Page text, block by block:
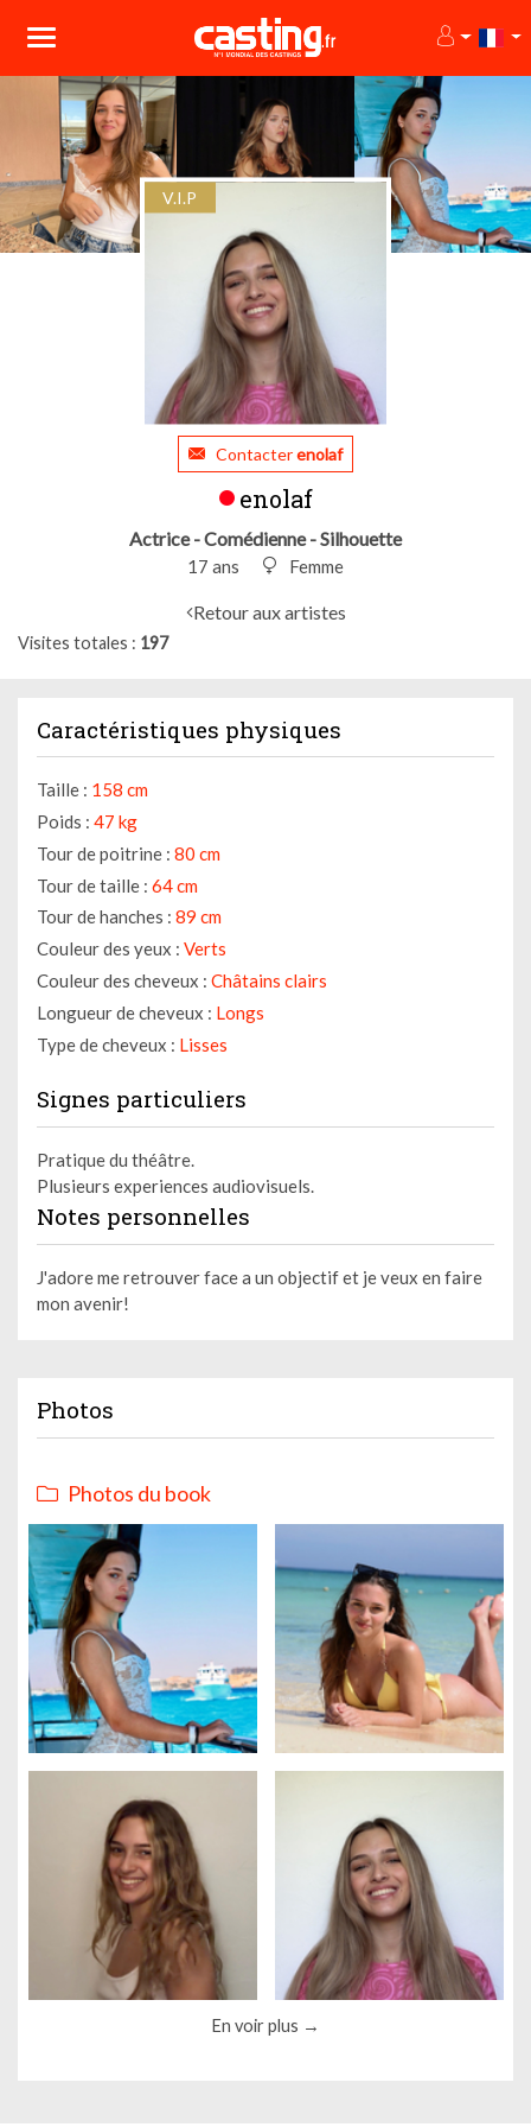
V.I.P
Contacterenolaf
enolaf
Actrice - Comédienne - Silhouette
17 ans Femme
Retour aux artistes
Visites totales 197
Caractéristiques physiques
Taille : 158 cm
Poids : 47 kg
Tour de poitrine : 80 cm
Tour de taille : 64 cm
Tour de hanches : 89 cm
Couleur des yeux : Verts
Couleur des cheveux : Châtains clairs
Longueur de cheveux : Longs
Type de cheveux : Lisses
Signes particuliers
Pratique du théâtre.
Plusieurs experiences audiovisuels.
Notes personnelles
J'adore me retrouver face a un objectif et je veux en faire
mon avenir!
Photos
Photos du book
En voir plus
Gestion des cookies
Nous utilisons des cookies qui facilitent l'utilisation du site,
Faites-nous part de vos préférences de cookies pour chaque